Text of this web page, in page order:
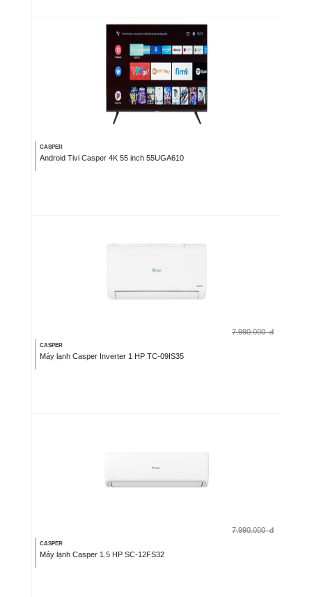
CASPER
Android Tivi Casper 4K 55 inch 55UGA610
7.990.000 đ
CASPER
Máy lạnh Casper Inverter 1 HP TC-09IS35
7.990.000 đ
CASPER
Máy lạnh Casper 1.5 HP SC-12FS32